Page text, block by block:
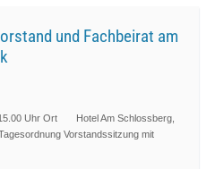
und Fachbeirat am
Uhr Ort Hotel Am Schlossberg,
Vorstandssitzung mit